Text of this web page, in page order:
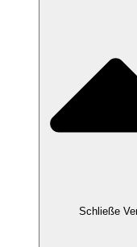
Schließe